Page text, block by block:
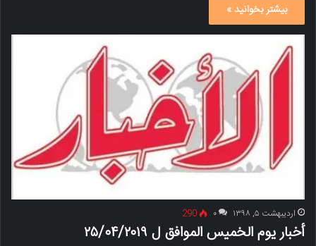
بیشتر بخوانید »
اردیبهشت ۵, ۱۳۹۸ ۰ 290
أخبار یوم الخمیس الموافق ل ۲۵/۰۴/۲۰۱۹